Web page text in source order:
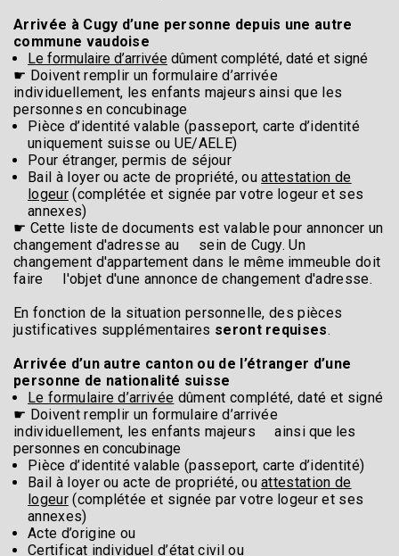
Arrivée à Cugy d’une personne depuis une autre
commune vaudoise
Le formulaire d’arrivée dûment complété, daté et signé
☛ Doivent remplir un formulaire d’arrivée
individuellement, les enfants majeurs ainsi que les
personnes en concubinage
Pièce d’identité valable (passeport, carte d’identité
uniquement suisse ou UE/AELE)
Pour étranger, permis de séjour
Bail à loyer ou acte de propriété, ouattestation de
logeur(complétée et signée par votre logeur et ses
annexes)
☛ Cette liste de documents est valable pour annoncer un
changement d'adresse au sein de Cugy. Un
changement d'appartement dans le même immeuble doit
faire l'objet d'une annonce de changement d'adresse.
En fonction de la situation personnelle, des pièces
justificatives supplémentaires seront requises.
Arrivée d’un autre canton ou de l’étranger d’une
personne de nationalité suisse
Le formulaire d’arrivée dûment complété, daté et signé
☛ Doivent remplir un formulaire d’arrivée
individuellement, les enfants majeurs ainsique les
personnes en concubinage
Pièce d’identité valable (passeport, carte d’identité)
Bail à loyer ou acte de propriété, ouattestation de
logeur(complétée et signée par votre logeur et ses
annexes)
Acte d’origine ou
Certificat individuel d’état civil ou